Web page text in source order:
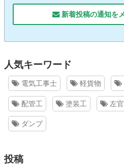
新着投稿の通知を
人気キーワード
電気工事士 軽貨物
配管工 塗装工 左官
ダンプ
投稿